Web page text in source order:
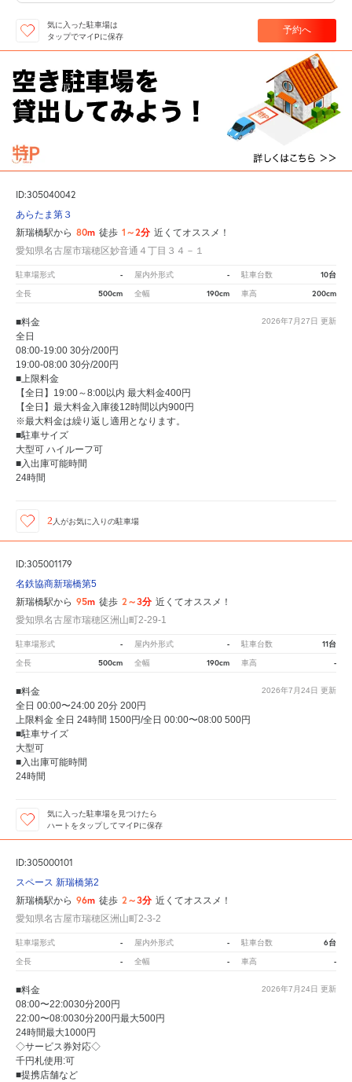
気に入った駐車場は
タップでマイPに保存
予約へ
ID:305040042
あらたま第３
新瑞橋駅から 80m 徒歩 1～2分 近くてオススメ！
愛知県名古屋市瑞穂区妙音通４丁目３４－１
駐車場形式 - 屋内外形式 - 駐車台数 10台
全長 500cm 全幅 190cm 車高 200cm
2026年7月27日 更新
■料金
全日
08:00-19:00 30分/200円
19:00-08:00 30分/200円
■上限料金
【全日】19:00～8:00以内 最大料金400円
【全日】最大料金入庫後12時間以内900円
※最大料金は繰り返し適用となります。
■駐車サイズ
大型可 ハイルーフ可
■入出庫可能時間
24時間
2 人がお気に入りの駐車場
ID:305001179
名鉄協商新瑞橋第5
新瑞橋駅から 95m 徒歩 2～3分 近くてオススメ！
愛知県名古屋市瑞穂区洲山町2-29-1
駐車場形式 - 屋内外形式 - 駐車台数 11台
全長 500cm 全幅 190cm 車高 -
2026年7月24日 更新
■料金
全日 00:00〜24:00 20分 200円
上限料金 全日 24時間 1500円/全日 00:00〜08:00 500円
■駐車サイズ
大型可
■入出庫可能時間
24時間
気に入った駐車場を見つけたら
ハートをタップしてマイPに保存
ID:305000101
スペース 新瑞橋第2
新瑞橋駅から 96m 徒歩 2～3分 近くてオススメ！
愛知県名古屋市瑞穂区洲山町2-3-2
駐車場形式 - 屋内外形式 - 駐車台数 6台
全長 - 全幅 - 車高 -
2026年7月24日 更新
■料金
08:00〜22:0030分200円
22:00〜08:0030分200円最大500円
24時間最大1000円
◇サービス券対応◇
千円札使用:可
■提携店舗など